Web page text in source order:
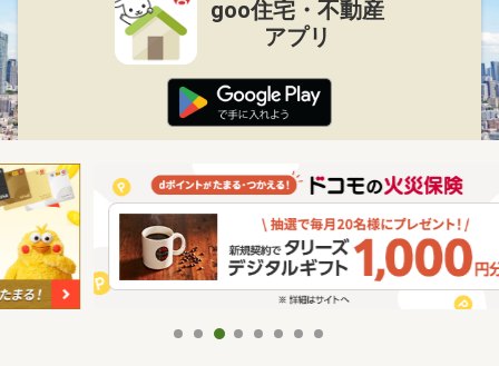
goo住宅・不動産
アプリ